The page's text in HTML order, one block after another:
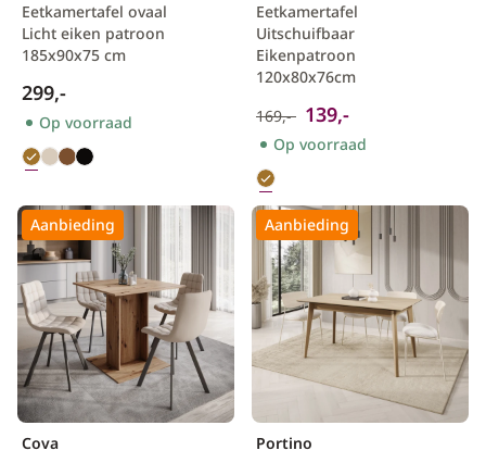
Eetkamertafel ovaal
Licht eiken patroon
185x90x75 cm
299,-
Op voorraad
Eetkamertafel
Uitschuifbaar
Eikenpatroon
120x80x76cm
169,- 139,-
Op voorraad
Aanbieding
Cova
Aanbieding
Portino